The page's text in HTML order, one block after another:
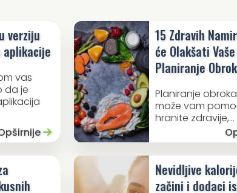
verziju
aplikacije
vas
da je
15 Zdravih
će Olakšati Vaše
Planiranje
Planiranje
može vam
hranite zdravije,...
Nevidljive
začini i dodaci